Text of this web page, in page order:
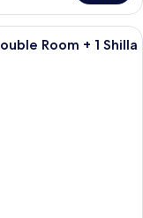
av högsta kvalitet och
Room + 1 Shilla